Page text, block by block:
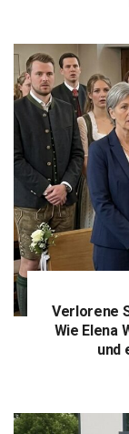
Verlorene
Wie Elena
und